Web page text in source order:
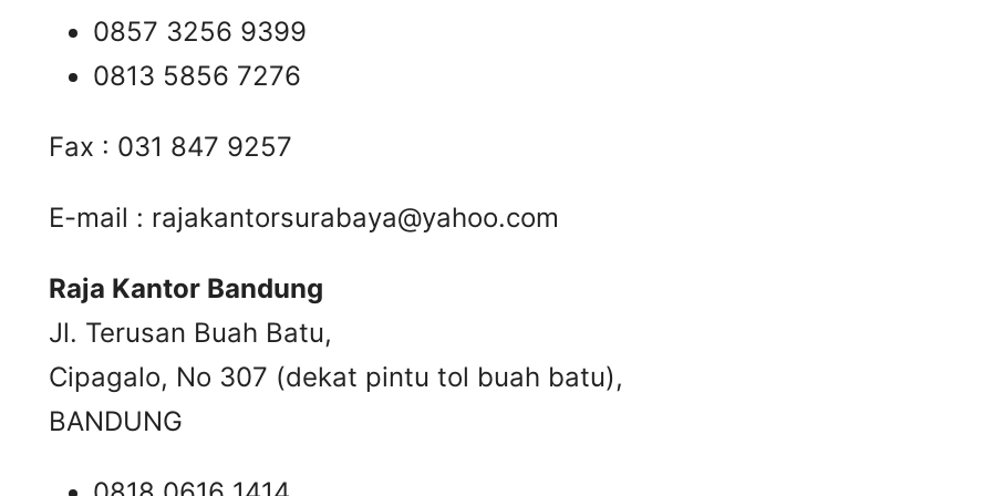
0857 3256 9399
0813 5856 7276
Fax : 031 847 9257
E-mail : rajakantorsurabaya@yahoo.com
Raja Kantor Bandung
Jl. Terusan Buah Batu,
Cipagalo, No 307 (dekat pintu tol buah batu),
BANDUNG